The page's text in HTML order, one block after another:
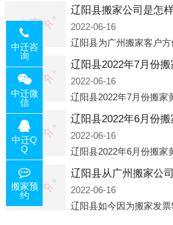
辽阳县搬家公司是怎
2022-06-16
2022-06-16
2022-06-16
2022-06-16
中迁咨
询
中迁微
信
中迁Q
Q
搬家预
约